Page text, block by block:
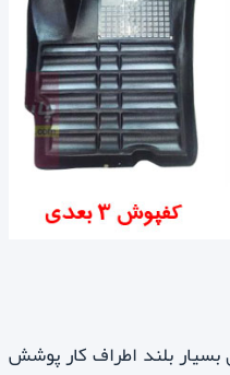
بسیار بلند اطراف کار پوشش